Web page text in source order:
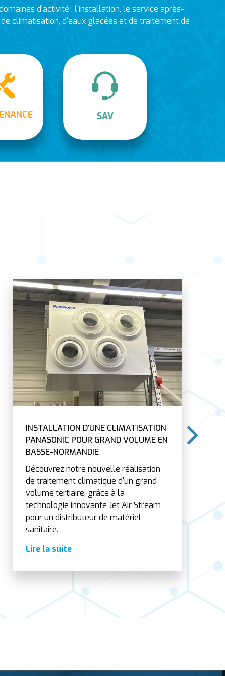
d'activité : l'installation, le service après-
climatisation, d'eaux glacées et de traitement de
SAV
INSTALLATION D’UNE CLIMATISATION
PANASONIC POUR GRAND VOLUME EN
BASSE-NORMANDIE
Découvrez notre nouvelle réalisation
de traitement climatique d'un grand
volume tertiaire, grâce à la
technologie innovante Jet Air Stream
pour un distributeur de matériel
sanitaire.
Lire la suite